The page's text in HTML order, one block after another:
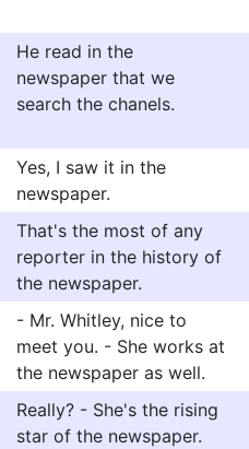
He read in the
newspaper that we
search the chanels.
Yes, I saw it in the
newspaper.
That's the most of any
reporter in the history of
the newspaper.
- Mr. Whitley, nice to
meet you. - She works at
the newspaper as well.
Really? - She's the rising
star of the newspaper.